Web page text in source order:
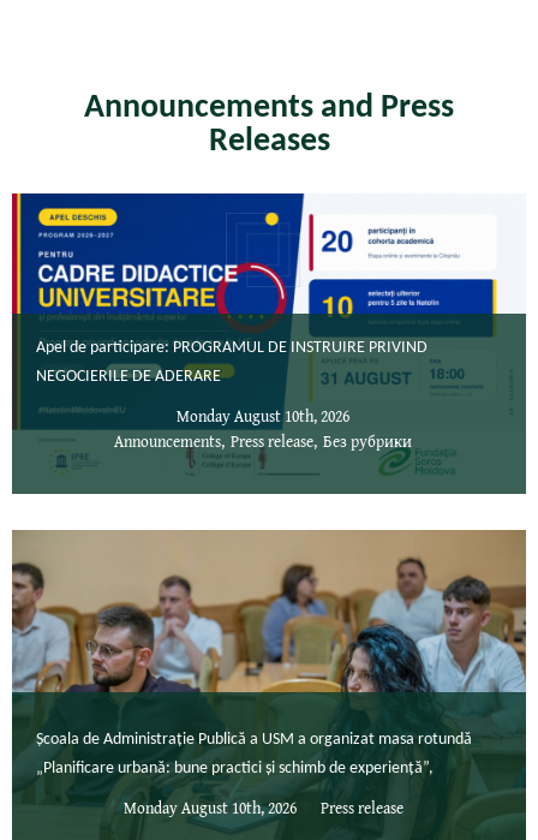
Announcements and Press
Releases
Apel de participare: PROGRAMUL DE INSTRUIRE PRIVIND
NEGOCIERILE DE ADERARE
Monday August 10th, 2026
Announcements, Press release, Без рубрики
Școala de Administrație Publică a USM a organizat masa rotundă
„Planificare urbană: bune practici și schimb de experiență”,
Monday August 10th, 2026 Press release